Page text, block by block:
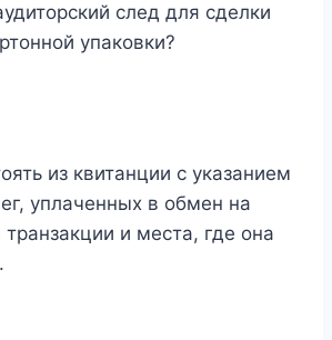
след для сделки
упаковки?
из квитанции с указанием
уплаченных в обмен на
транзакции и места, где она